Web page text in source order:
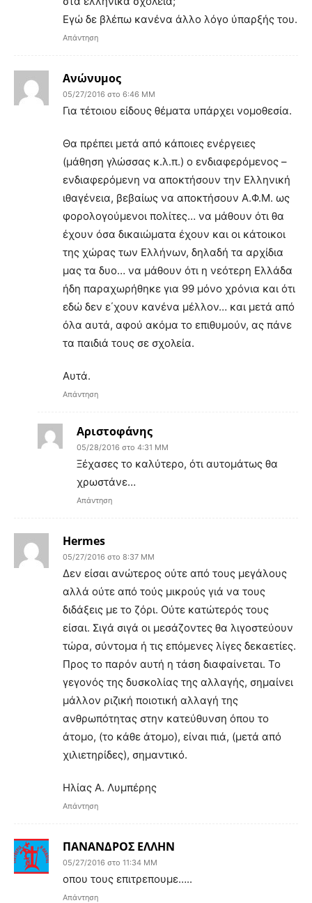
Εγώ δε βλέπω κανένα άλλο λόγο ύπαρξής του.
Απάντηση
Ανώνυμος
05/27/2016 στο 6:46 ΜΜ
Για τέτοιου είδους θέματα υπάρχει νομοθεσία.
Θα πρέπει μετά από κάποιες ενέργειες
(μάθηση γλώσσας κ.λ.π.) ο ενδιαφερόμενος –
ενδιαφερόμενη να αποκτήσουν την Ελληνική
ιθαγένεια, βεβαίως να αποκτήσουν Α.Φ.Μ. ως
φορολογούμενοι πολίτες… να μάθουν ότι θα
έχουν όσα δικαιώματα έχουν και οι κάτοικοι
της χώρας των Ελλήνων, δηλαδή τα αρχίδια
μας τα δυο… να μάθουν ότι η νεότερη Ελλάδα
ήδη παραχωρήθηκε για 99 μόνο χρόνια και ότι
εδώ δεν ε΄χουν κανένα μέλλον… και μετά από
όλα αυτά, αφού ακόμα το επιθυμούν, ας πάνε
τα παιδιά τους σε σχολεία.
Αυτά.
Απάντηση
Αριστοφάνης
05/28/2016 στο 4:31 ΜΜ
Ξέχασες το καλύτερο, ότι αυτομάτως θα
χρωστάνε…
Απάντηση
Hermes
05/27/2016 στο 8:37 ΜΜ
Δεν είσαι ανώτερος ούτε από τους μεγάλους
αλλά ούτε από τούς μικρούς γιά να τους
διδάξεις με το ζόρι. Ούτε κατώτερός τους
είσαι. Σιγά σιγά οι μεσάζοντες θα λιγοστεύουν
τώρα, σύντομα ή τις επόμενες λίγες δεκαετίες.
Προς το παρόν αυτή η τάση διαφαίνεται. Το
γεγονός της δυσκολίας της αλλαγής, σημαίνει
μάλλον ριζική ποιοτική αλλαγή της
ανθρωπότητας στην κατεύθυνση όπου το
άτομο, (το κάθε άτομο), είναι πιά, (μετά από
χιλιετηρίδες), σημαντικό.
Ηλίας Α. Λυμπέρης
Απάντηση
ΠΑΝΑΝΔΡΟΣ ΕΛΛΗΝ
05/27/2016 στο 11:34 ΜΜ
οπου τους επιτρεπουμε…..
Απάντηση